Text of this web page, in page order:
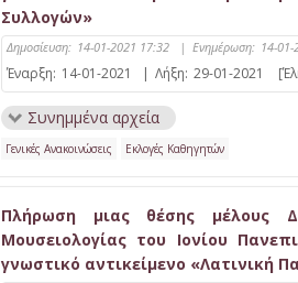
Συλλογών»
Δημοσίευση: 14-01-2021 17:32 | Ενημέρωση: 14-
Έναρξη: 14-01-2021 | Λήξη: 29-01-2021
Συνημμένα αρχεία
Γενικές Ανακοινώσεις Εκλογές Καθηγητών
Πλήρωση μιας θέσης μέλους
Μουσειολογίας του Ιονίου
γνωστικό αντικείμενο «Λατινική